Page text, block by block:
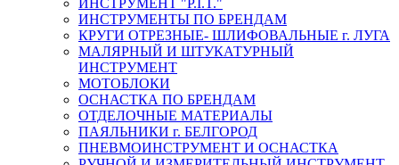
ИНСТРУМЕНТ "P.I.T."
ИНСТРУМЕНТЫ ПО БРЕНДАМ
КРУГИ ОТРЕЗНЫЕ- ШЛИФОВАЛЬНЫЕ г. ЛУГА
МАЛЯРНЫЙ И ШТУКАТУРНЫЙ
ИНСТРУМЕНТ
МОТОБЛОКИ
ОСНАСТКА ПО БРЕНДАМ
ОТДЕЛОЧНЫЕ МАТЕРИАЛЫ
ПАЯЛЬНИКИ г. БЕЛГОРОД
ПНЕВМОИНСТРУМЕНТ И ОСНАСТКА